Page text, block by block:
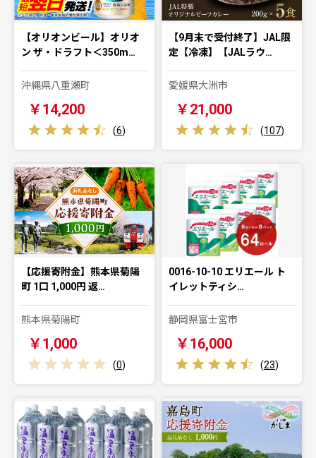
【オリオンビール】オリオ
ン ザ・ドラフト＜350m…
沖縄県八重瀬町
￥14,200
(6)
【9月末で受付終了】JAL限
定【冷凍】【JALラウ…
愛媛県大洲市
￥21,000
(107)
【応援寄附金】熊本県菊陽
町 1口 1,000円 返…
熊本県菊陽町
￥1,000
(0)
0016-10-10 エリエール ト
イレットティシ…
静岡県富士宮市
￥16,000
(23)